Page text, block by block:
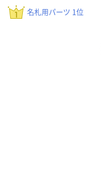
名札用パーツ 1位